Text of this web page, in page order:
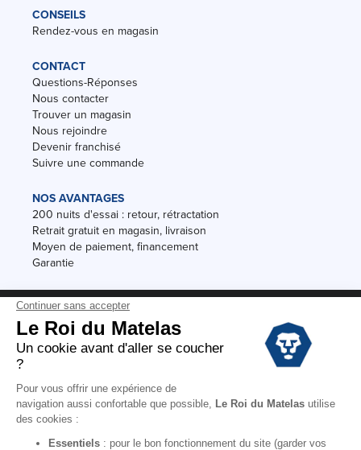
CONSEILS
Rendez-vous en magasin
CONTACT
Questions-Réponses
Nous contacter
Trouver un magasin
Nous rejoindre
Devenir franchisé
Suivre une commande
NOS AVANTAGES
200 nuits d'essai : retour, rétractation
Retrait gratuit en magasin, livraison
Moyen de paiement, financement
Garantie
Conditions des offres
Black Friday
Destockage
Conditions Générales de vente magasin
Mentions Légales